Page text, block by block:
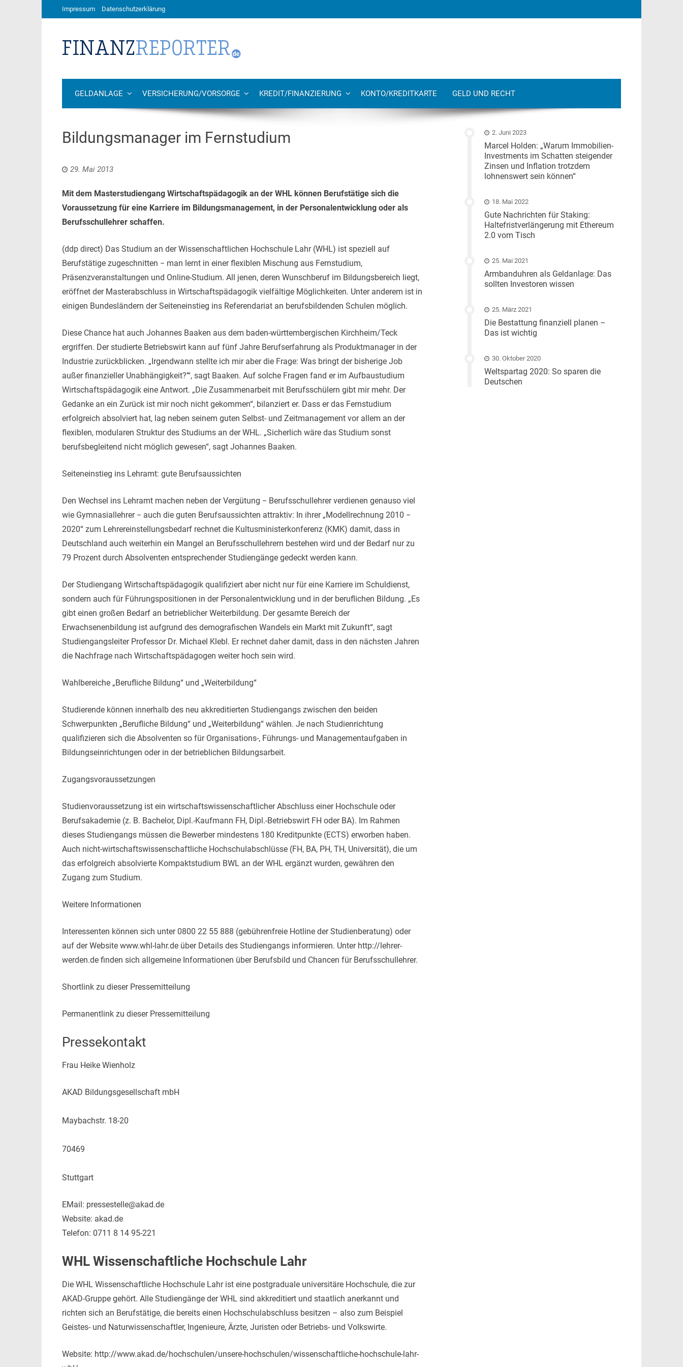
Impressum Datenschutzerklärung
GELDANLAGE VERSICHERUNG/VORSORGE KREDIT/FINANZIERUNG KONTO/KREDITKARTE GELD UND RECHT
Bildungsmanager im Fernstudium
29. Mai 2013
Mit dem Masterstudiengang Wirtschaftspädagogik an der WHL können Berufstätige sich die
Voraussetzung für eine Karriere im Bildungsmanagement, in der Personalentwicklung oder als
Berufsschullehrer schaffen.
(ddp direct) Das Studium an der Wissenschaftlichen Hochschule Lahr (WHL) ist speziell auf
Berufstätige zugeschnitten − man lernt in einer flexiblen Mischung aus Fernstudium,
Präsenzveranstaltungen und Online-Studium. All jenen, deren Wunschberuf im Bildungsbereich liegt,
eröffnet der Masterabschluss in Wirtschaftspädagogik vielfältige Möglichkeiten. Unter anderem ist in
einigen Bundesländern der Seiteneinstieg ins Referendariat an berufsbildenden Schulen möglich.
Diese Chance hat auch Johannes Baaken aus dem baden-württembergischen Kirchheim/Teck
ergriffen. Der studierte Betriebswirt kann auf fünf Jahre Berufserfahrung als Produktmanager in der
Industrie zurückblicken. „Irgendwann stellte ich mir aber die Frage: Was bringt der bisherige Job
außer finanzieller Unabhängigkeit?’“, sagt Baaken. Auf solche Fragen fand er im Aufbaustudium
Wirtschaftspädagogik eine Antwort. „Die Zusammenarbeit mit Berufsschülern gibt mir mehr. Der
Gedanke an ein Zurück ist mir noch nicht gekommen“, bilanziert er. Dass er das Fernstudium
erfolgreich absolviert hat, lag neben seinem guten Selbst- und Zeitmanagement vor allem an der
flexiblen, modularen Struktur des Studiums an der WHL. „Sicherlich wäre das Studium sonst
berufsbegleitend nicht möglich gewesen“, sagt Johannes Baaken.
Seiteneinstieg ins Lehramt: gute Berufsaussichten
Den Wechsel ins Lehramt machen neben der Vergütung − Berufsschullehrer verdienen genauso viel
wie Gymnasiallehrer − auch die guten Berufsaussichten attraktiv: In ihrer „Modellrechnung 2010 −
2020“ zum Lehrereinstellungsbedarf rechnet die Kultusministerkonferenz (KMK) damit, dass in
Deutschland auch weiterhin ein Mangel an Berufsschullehrern bestehen wird und der Bedarf nur zu
79 Prozent durch Absolventen entsprechender Studiengänge gedeckt werden kann.
Der Studiengang Wirtschaftspädagogik qualifiziert aber nicht nur für eine Karriere im Schuldienst,
sondern auch für Führungspositionen in der Personalentwicklung und in der beruflichen Bildung. „Es
gibt einen großen Bedarf an betrieblicher Weiterbildung. Der gesamte Bereich der
Erwachsenenbildung ist aufgrund des demografischen Wandels ein Markt mit Zukunft“, sagt
Studiengangsleiter Professor Dr. Michael Klebl. Er rechnet daher damit, dass in den nächsten Jahren
die Nachfrage nach Wirtschaftspädagogen weiter hoch sein wird.
Wahlbereiche „Berufliche Bildung“ und „Weiterbildung“
Studierende können innerhalb des neu akkreditierten Studiengangs zwischen den beiden
Schwerpunkten „Berufliche Bildung“ und „Weiterbildung“ wählen. Je nach Studienrichtung
qualifizieren sich die Absolventen so für Organisations-, Führungs- und Managementaufgaben in
Bildungseinrichtungen oder in der betrieblichen Bildungsarbeit.
Zugangsvoraussetzungen
Studienvoraussetzung ist ein wirtschaftswissenschaftlicher Abschluss einer Hochschule oder
Berufsakademie (z. B. Bachelor, Dipl.-Kaufmann FH, Dipl.-Betriebswirt FH oder BA). Im Rahmen
dieses Studiengangs müssen die Bewerber mindestens 180 Kreditpunkte (ECTS) erworben haben.
Auch nicht-wirtschaftswissenschaftliche Hochschulabschlüsse (FH, BA, PH, TH, Universität), die um
das erfolgreich absolvierte Kompaktstudium BWL an der WHL ergänzt wurden, gewähren den
Zugang zum Studium.
Weitere Informationen
Interessenten können sich unter 0800 22 55 888 (gebührenfreie Hotline der Studienberatung) oder
auf der Website www.whl-lahr.de über Details des Studiengangs informieren. Unter http://lehrer-
werden.de finden sich allgemeine Informationen über Berufsbild und Chancen für Berufsschullehrer.
Shortlink zu dieser Pressemitteilung
Permanentlink zu dieser Pressemitteilung
Pressekontakt
Frau Heike Wienholz
AKAD Bildungsgesellschaft mbH
Maybachstr. 18-20
70469
Stuttgart
EMail: pressestelle@akad.de
Website: akad.de
Telefon: 0711 8 14 95-221
WHL Wissenschaftliche Hochschule Lahr
Die WHL Wissenschaftliche Hochschule Lahr ist eine postgraduale universitäre Hochschule, die zur
AKAD-Gruppe gehört. Alle Studiengänge der WHL sind akkreditiert und staatlich anerkannt und
richten sich an Berufstätige, die bereits einen Hochschulabschluss besitzen – also zum Beispiel
Geistes- und Naturwissenschaftler, Ingenieure, Ärzte, Juristen oder Betriebs- und Volkswirte.
Website: http://www.akad.de/hochschulen/unsere-hochschulen/wissenschaftliche-hochschule-lahr-
2. Juni 2023
Marcel Holden: „Warum Immobilien-
Investments im Schatten steigender
Zinsen und Inflation trotzdem
lohnenswert sein können“
18. Mai 2022
Gute Nachrichten für Staking:
Haltefristverlängerung mit Ethereum
2.0 vom Tisch
25. Mai 2021
Armbanduhren als Geldanlage: Das
sollten Investoren wissen
25. März 2021
Die Bestattung finanziell planen –
Das ist wichtig
30. Oktober 2020
Weltspartag 2020: So sparen die
Deutschen